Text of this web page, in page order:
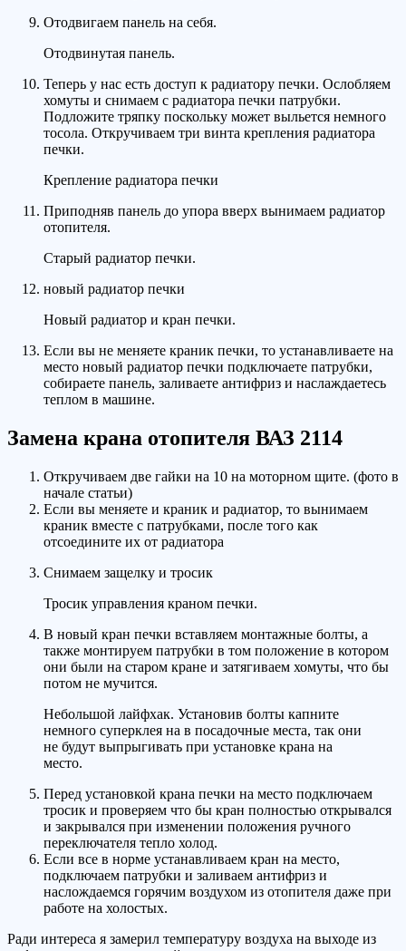
Отодвигаем панель на себя.
Отодвинутая панель.
Теперь у нас есть доступ к радиатору печки. Ослобляем
хомуты и снимаем с радиатора печки патрубки.
Подложите тряпку поскольку может выльется немного
тосола. Откручиваем три винта крепления радиатора
печки.
Крепление радиатора печки
Приподняв панель до упора вверх вынимаем радиатор
отопителя.
Старый радиатор печки.
новый радиатор печки
Новый радиатор и кран печки.
Если вы не меняете краник печки, то устанавливаете на
место новый радиатор печки подключаете патрубки,
собираете панель, заливаете антифриз и наслаждаетесь
теплом в машине.
Замена крана отопителя ВАЗ 2114
Откручиваем две гайки на 10 на моторном щите. (фото в
начале статьи)
Если вы меняете и краник и радиатор, то вынимаем
краник вместе с патрубками, после того как
отсоедините их от радиатора
Снимаем защелку и тросик
Тросик управления краном печки.
В новый кран печки вставляем монтажные болты, а
также монтируем патрубки в том положение в котором
они были на старом кране и затягиваем хомуты, что бы
потом не мучится.
Небольшой лайфхак. Установив болты капните
немного суперклея на в посадочные места, так они
не будут выпрыгивать при установке крана на
место.
Перед установкой крана печки на место подключаем
тросик и проверяем что бы кран полностью открывался
и закрывался при изменении положения ручного
переключателя тепло холод.
Если все в норме устанавливаем кран на место,
подключаем патрубки и заливаем антифриз и
наслождаемся горячим воздухом из отопителя даже при
работе на холостых.
Ради интереса я замерил температуру воздуха на выходе из